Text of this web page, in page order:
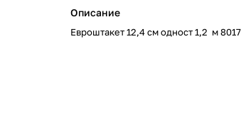
Описание
Евроштакет 12,4 см одност 1,2 м 8017